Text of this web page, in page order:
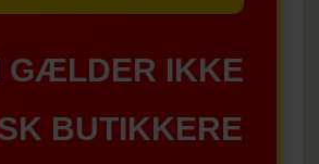
GÆLDER IKKE
BUTIKKERE